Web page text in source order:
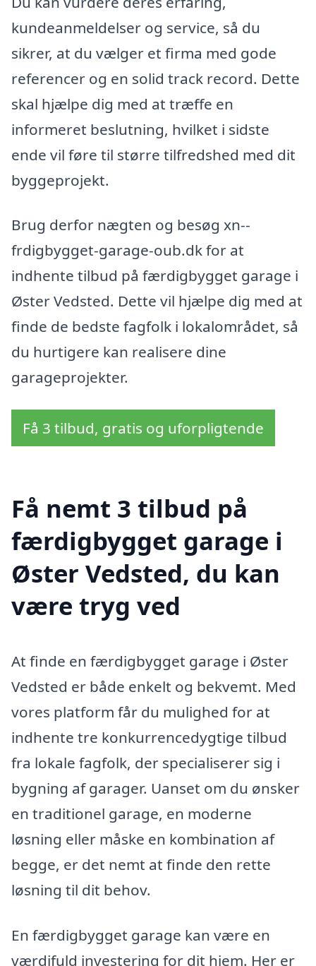
kundeanmeldelser og service, så du
sikrer, at du vælger et firma med gode
referencer og en solid track record. Dette
skal hjælpe dig med at træffe en
informeret beslutning, hvilket i sidste
ende vil føre til større tilfredshed med dit
byggeprojekt.
Brug derfor nægten og besøg xn--
frdigbygget-garage-oub.dk for at
indhente tilbud på færdigbygget garage i
Øster Vedsted. Dette vil hjælpe dig med at
finde de bedste fagfolk i lokalområdet, så
du hurtigere kan realisere dine
garageprojekter.
Få 3 tilbud, gratis og uforpligtende
Få nemt 3 tilbud på
færdigbygget garage i
Øster Vedsted, du kan
være tryg ved
At finde en færdigbygget garage i Øster
Vedsted er både enkelt og bekvemt. Med
vores platform får du mulighed for at
indhente tre konkurrencedygtige tilbud
fra lokale fagfolk, der specialiserer sig i
bygning af garager. Uanset om du ønsker
en traditionel garage, en moderne
løsning eller måske en kombination af
begge, er det nemt at finde den rette
løsning til dit behov.
En færdigbygget garage kan være en
værdifuld investering for dit hjem. Her er